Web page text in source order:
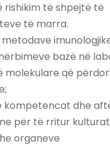
rishikim të shpejtë të
të marra.
bazë në
molekulare që
kompetencat dhe
për të rritur
organeve